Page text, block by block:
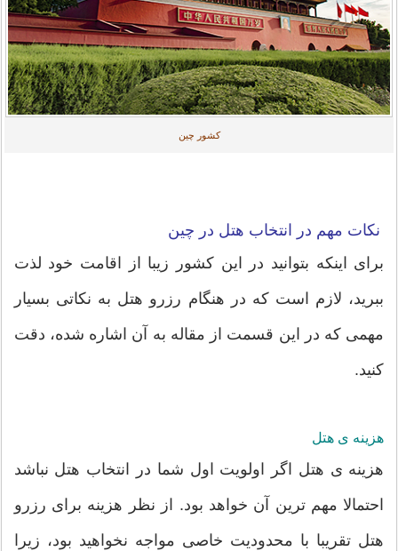
کشور چین
نکات مهم در انتخاب هتل در چین
برای اینکه بتوانید در این کشور زیبا از اقامت خود لذت
ببرید، لازم است که در هنگام رزرو هتل به نکاتی بسیار
مهمی که در این قسمت از مقاله به آن اشاره شده، دقت
کنید.
هزینه ی هتل
هزینه ی هتل اگر اولویت اول شما در انتخاب هتل نباشد
احتمالا مهم ترین آن خواهد بود. از نظر هزینه برای رزرو
هتل تقریبا با محدودیت خاصی مواجه نخواهید بود، زیرا